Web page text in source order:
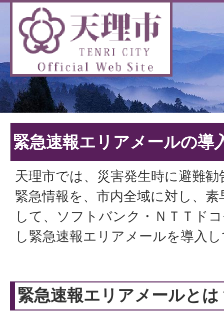
緊急速報エリアメールの導
天理市では、災害発生時に避難
緊急情報を、市内全域に対し、
して、ソフトバンク・ＮＴＴド
し緊急速報エリアメールを導入
緊急速報エリアメールとは